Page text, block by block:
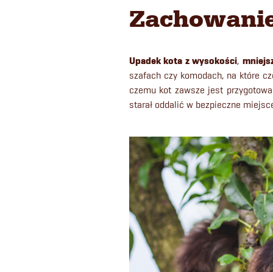
Upadek kota z wysokości,
szafach czy komodach, na które
czemu kot zawsze jest
starał oddalić w bezpieczne